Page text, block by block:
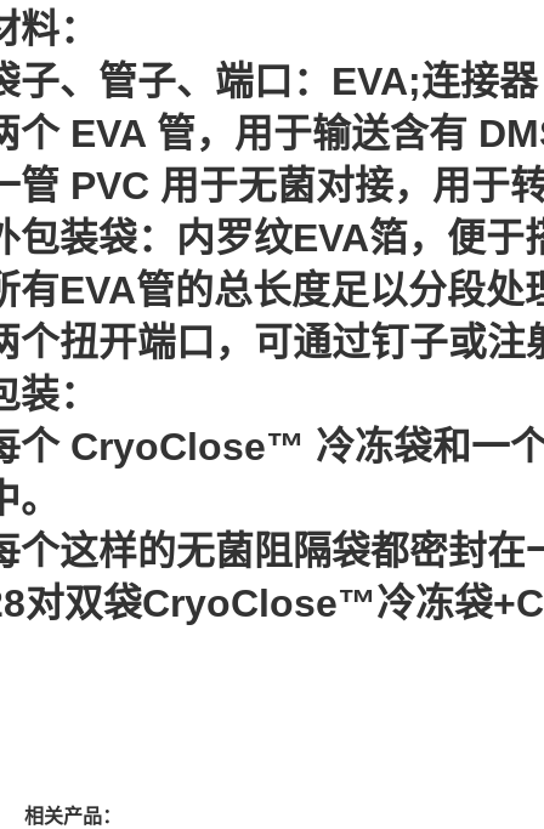
料：
子、管子、端口：EVA;连接
个 EVA 管，用于输送含有
管 PVC 用于无菌对接，用于
包装袋：内罗纹EVA箔，便于
有EVA管的总长度足以分段处
个扭开端口，可通过钉子或注
装：
个 CryoClose™ 冷冻袋和一
。
个这样的无菌阻隔袋都密封
对双袋CryoClose™冷冻袋
相关产品：